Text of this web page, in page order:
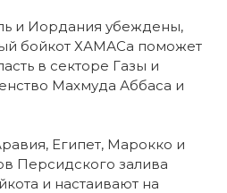
и Иордания убеждены,
бойкот ХАМАСа поможет
в секторе Газы и
Махмуда Аббаса и
Египет, Марокко и
Персидского залива
и настаивают на